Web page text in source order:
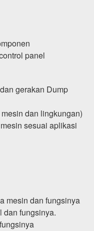
panel
gerakan Dump
dan lingkungan)
sesuai aplikasi
mesin dan fungsinya
dan fungsinya.